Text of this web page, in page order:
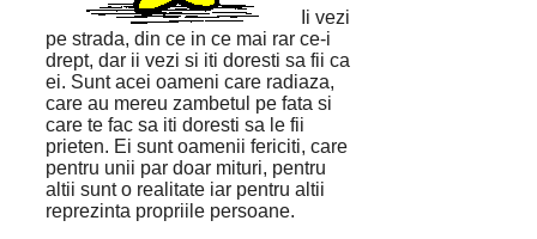
Ii vezi
pe strada, din ce in ce mai rar ce-i
drept, dar ii vezi si iti doresti sa fii ca
ei. Sunt acei oameni care radiaza,
care au mereu zambetul pe fata si
care te fac sa iti doresti sa le fii
prieten. Ei sunt oamenii fericiti, care
pentru unii par doar mituri, pentru
altii sunt o realitate iar pentru altii
reprezinta propriile persoane.